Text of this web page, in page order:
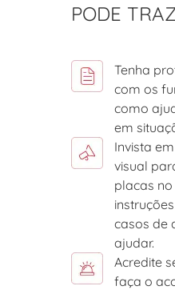
PODE
Tenha
com os
como
em
Invista
visual
placas no
casos de
ajudar.
Acredite
faça o